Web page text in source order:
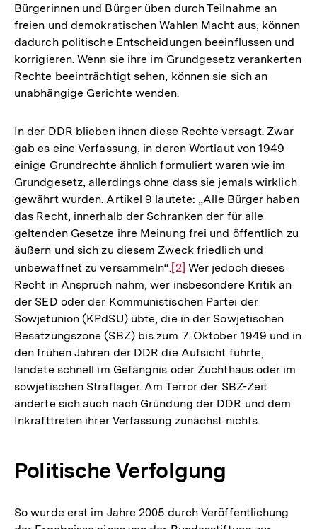
der
Fußnote
Bürgerinnen und Bürger üben durch Teilnahme an
freien und demokratischen Wahlen Macht aus, können
dadurch politische Entscheidungen beeinflussen und
korrigieren. Wenn sie ihre im Grundgesetz verankerten
Rechte beeinträchtigt sehen, können sie sich an
unabhängige Gerichte wenden.
In der DDR blieben ihnen diese Rechte versagt. Zwar
gab es eine Verfassung, in deren Wortlaut von 1949
einige Grundrechte ähnlich formuliert waren wie im
Grundgesetz, allerdings ohne dass sie jemals wirklich
gewährt wurden. Artikel 9 lautete: „Alle Bürger haben
das Recht, innerhalb der Schranken der für alle
geltenden Gesetze ihre Meinung frei und öffentlich zu
äußern und sich zu diesem Zweck friedlich und
unbewaffnet zu versammeln“.Zur
Auflösung
der
Fußnote
[2] Wer jedoch dieses
Recht in Anspruch nahm, wer insbesondere Kritik an
der SED oder der Kommunistischen Partei der
Sowjetunion (KPdSU) übte, die in der Sowjetischen
Besatzungszone (SBZ) bis zum 7. Oktober 1949 und in
den frühen Jahren der DDR die Aufsicht führte,
landete schnell im Gefängnis oder Zuchthaus oder im
sowjetischen Straflager. Am Terror der SBZ-Zeit
änderte sich auch nach Gründung der DDR und dem
Inkrafttreten ihrer Verfassung zunächst nichts.
Politische Verfolgung
So wurde erst im Jahre 2005 durch Veröffentlichung